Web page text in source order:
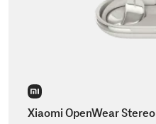
Xiaomi OpenWear Stereo